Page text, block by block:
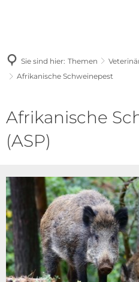
Sie sind hier: Themen
Afrikanische Schweinepest
Afrikanische
Schweinepest
Afrikanische
(ASP)